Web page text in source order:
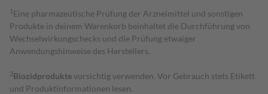
1 Eine pharmazeutische Prüfung der Arzneimittel und sonstigen
Produkte in deinem Warenkorb beinhaltet die Durchführung von
Wechselwirkungschecks und die Prüfung etwaiger
Anwendungshinweise des Herstellers.
2Biozidproduktevorsichtig verwenden. Vor Gebrauch stets Etikett
und Produktinformationen lesen.